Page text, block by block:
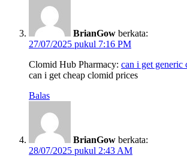
BrianGow berkata:
27/07/2025 pukul 7:16 PM
Clomid Hub Pharmacy: can i get
can i get cheap clomid prices
Balas
BrianGow berkata:
28/07/2025 pukul 2:43 AM